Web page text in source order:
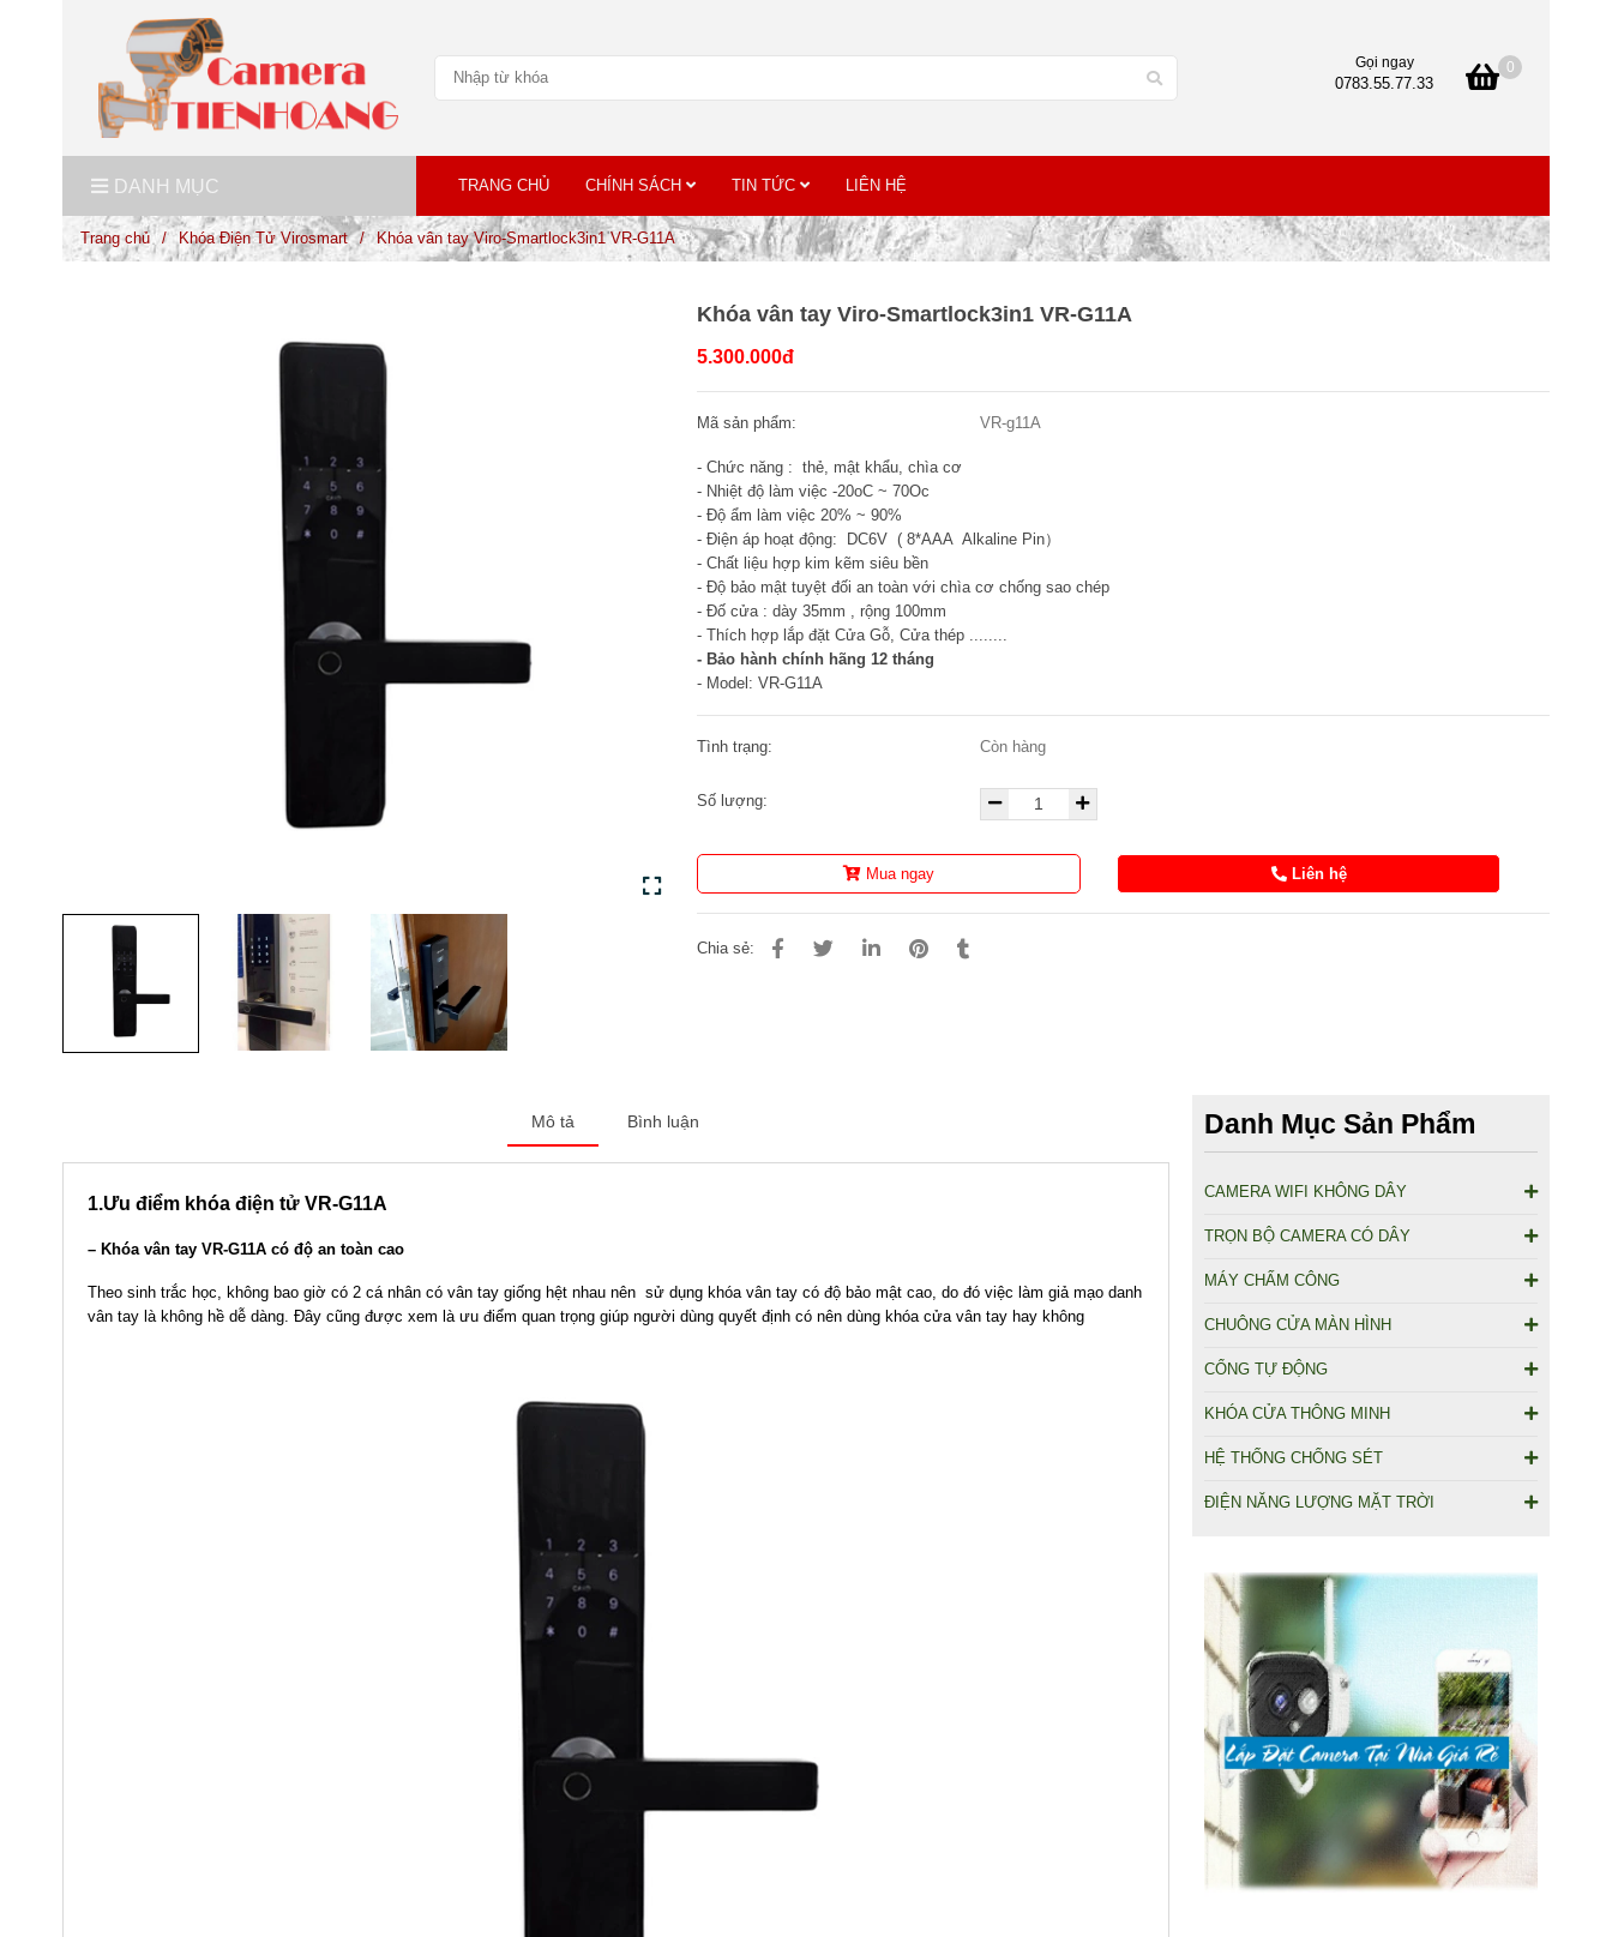
Gọi ngay
0783.55.77.33
0
DANH MỤC TRANG CHỦ CHÍNH SÁCH TIN TỨC LIÊN HỆ
Trang chủ / Khóa Điện Tử Virosmart / Khóa vân tay Viro-Smartlock3in1 VR-G11A
Khóa vân tay Viro-Smartlock3in1 VR-G11A
5.300.000đ
Mã sản phẩm: VR-g11A
- Chức năng : thẻ, mật khẩu, chìa cơ
- Nhiệt độ làm việc -20oC ~ 70Oc
- Độ ẩm làm việc 20% ~ 90%
- Điện áp hoạt động: DC6V ( 8*AAA Alkaline Pin）
- Chất liệu hợp kim kẽm siêu bền
- Độ bảo mật tuyệt đối an toàn với chìa cơ chống sao chép
- Đố cửa : dày 35mm , rộng 100mm
- Thích hợp lắp đặt Cửa Gỗ, Cửa thép ........
- Bảo hành chính hãng 12 tháng
- Model: VR-G11A
Tình trạng: Còn hàng
Số lượng:
Mua ngay Liên hệ
Chia sẻ:
Mô tả Bình luận
1.Ưu điểm khóa điện tử VR-G11A
– Khóa vân tay VR-G11A có độ an toàn cao
Theo sinh trắc học, không bao giờ có 2 cá nhân có vân tay giống hệt nhau nên sử dụng khóa vân tay có độ bảo mật cao, do đó việc làm giả mạo danh
vân tay là không hề dễ dàng. Đây cũng được xem là ưu điểm quan trọng giúp người dùng quyết định có nên dùng khóa cửa vân tay hay không
Danh Mục Sản Phẩm
CAMERA WIFI KHÔNG DÂY
TRỌN BỘ CAMERA CÓ DÂY
MÁY CHẤM CÔNG
CHUÔNG CỬA MÀN HÌNH
CỔNG TỰ ĐỘNG
KHÓA CỬA THÔNG MINH
HỆ THỐNG CHỐNG SÉT
ĐIỆN NĂNG LƯỢNG MẶT TRỜI